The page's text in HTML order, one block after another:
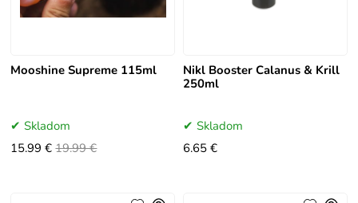
Mooshine Supreme 115ml
Skladom
15.99 € 19.99 €
Nikl Booster Calanus & Krill
250ml
Skladom
6.65 €